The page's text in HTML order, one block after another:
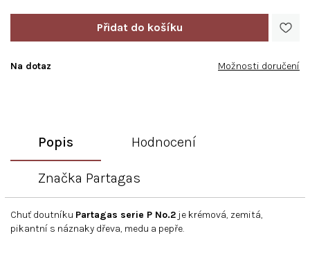
Na dotaz Možnosti doručení
Popis Hodnocení
Značka Partagas
Chuť doutníku Partagas serie P No.2 je krémová, zemitá,
pikantní s náznaky dřeva, medu a pepře.